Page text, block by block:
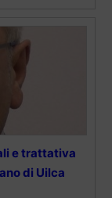
e trattativa
di Uilca